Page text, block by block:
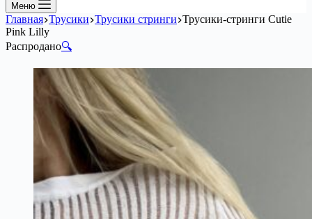
Меню
Главная Трусики Трусики стринги Трусики-стринги Cutie
Pink Lilly
Распродано🔍